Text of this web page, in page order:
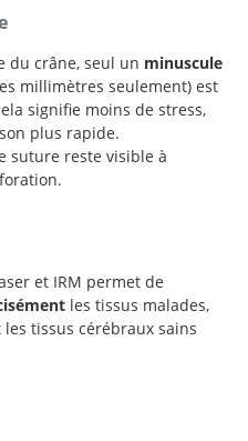
du crâne, seul un minuscule
millimètres seulement) est
signifie moins de stress,
plus rapide.
suture reste visible à
et IRM permet de
les tissus malades,
tissus cérébraux sains